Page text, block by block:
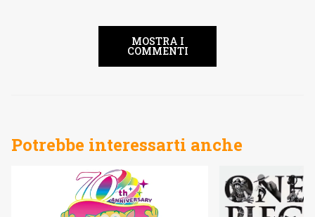
MOSTRA I
COMMENTI
Potrebbe interessarti anche